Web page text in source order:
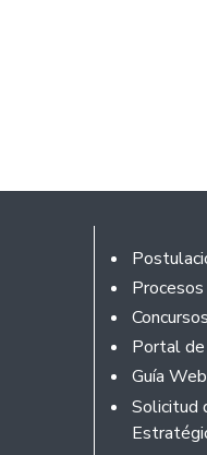
Footer
Portal
Guía
Solicitud